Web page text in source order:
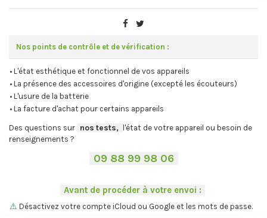
Nos points de contrôle et de vérification :
• L'état esthétique et fonctionnel de vos appareils
• La présence des accessoires d'origine (excepté les écouteurs)
• L'usure de la batterie
• La facture d'achat pour certains appareils
Des questions sur nos tests,
l'état de votre appareil ou besoin de
renseignements ?
09 88 99 98 06-
Avant de procéder à votre envoi :
⚠ Désactivez votre compte iCloud ou Google et les mots de passe.